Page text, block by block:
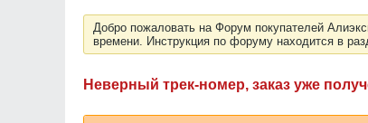
Добро пожаловать на Форум покупателей
времени. Инструкция по форуму находится в
Неверный трек-номер, заказ уже